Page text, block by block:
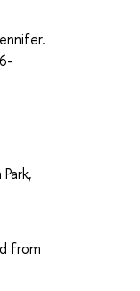
from